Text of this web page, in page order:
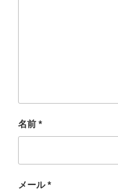
名前 *
メール*